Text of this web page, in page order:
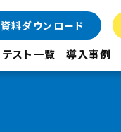
テスト一覧 導入事例
資料ダウンロード